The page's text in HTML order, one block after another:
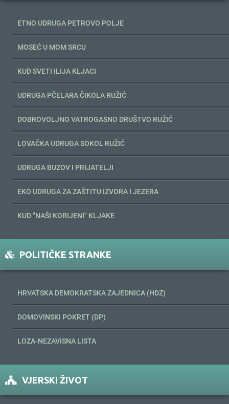
ETNO UDRUGA PETROVO POLJE
MOSEĆ U MOM SRCU
KUD SVETI ILIJA KLJACI
UDRUGA PČELARA ČIKOLA RUŽIĆ
DOBROVOLJNO VATROGASNO DRUŠTVO RUŽIĆ
LOVAČKA UDRUGA SOKOL RUŽIĆ
UDRUGA BUZOV I PRIJATELJI
EKO UDRUGA ZA ZAŠTITU IZVORA I JEZERA
KUD "NAŠI KORIJENI" KLJAKE
POLITIČKE STRANKE
HRVATSKA DEMOKRATSKA ZAJEDNICA (HDZ)
DOMOVINSKI POKRET (DP)
LOZA-NEZAVISNA LISTA
VJERSKI ŽIVOT